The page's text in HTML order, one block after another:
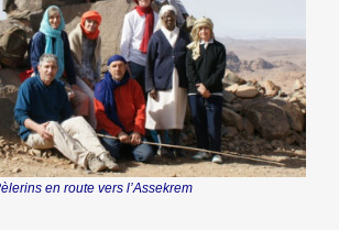
en route vers l’Assekrem